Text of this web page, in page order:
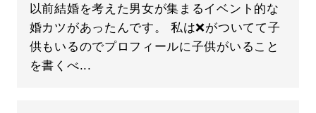
以前結婚を考えた男女が集まるイベント的な
婚カツがあったんです。 私は❌がついてて子
供もいるのでプロフィールに子供がいること
を書くべ...